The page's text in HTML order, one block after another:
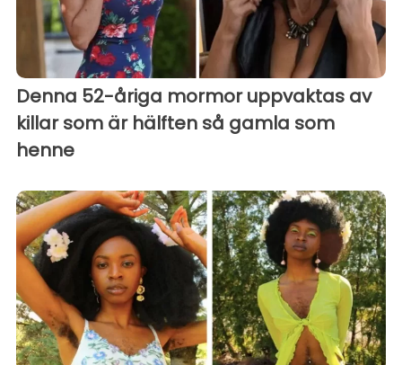
Denna 52-åriga mormor uppvaktas av
killar som är hälften så gamla som
henne